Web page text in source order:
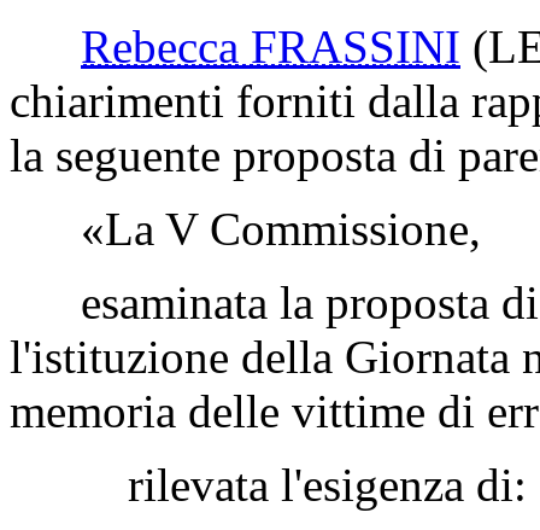
Rebecca FRASSINI
chiarimenti forniti dalla
la seguente proposta di
«La V Commissione,
esaminata la proposta di
l'istituzione della Giornata
memoria delle vittime di
rilevata l'esigenza di: